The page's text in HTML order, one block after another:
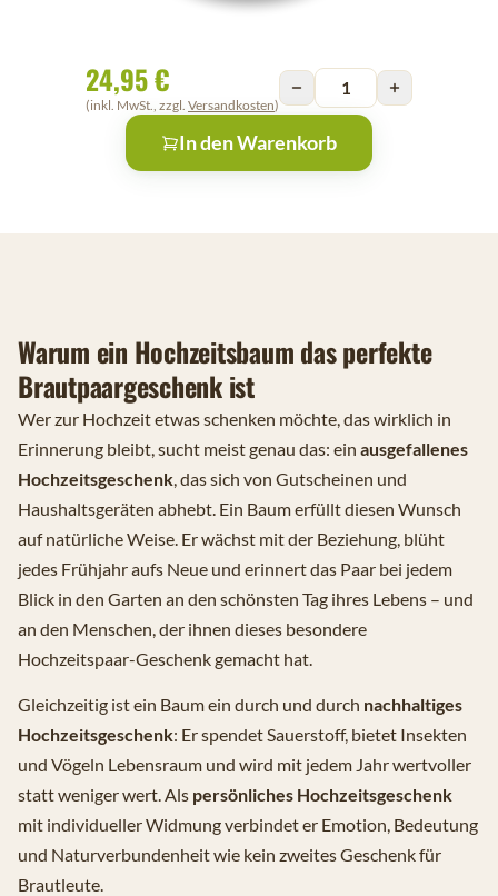
24,95 €
(inkl. MwSt., zzgl. Versandkosten)
In den Warenkorb
Warum ein Hochzeitsbaum das perfekte
Brautpaargeschenk ist
Wer zur Hochzeit etwas schenken möchte, das wirklich in
Erinnerung bleibt, sucht meist genau das: ein ausgefallenes
Hochzeitsgeschenk, das sich von Gutscheinen und
Haushaltsgeräten abhebt. Ein Baum erfüllt diesen Wunsch
auf natürliche Weise. Er wächst mit der Beziehung, blüht
jedes Frühjahr aufs Neue und erinnert das Paar bei jedem
Blick in den Garten an den schönsten Tag ihres Lebens – und
an den Menschen, der ihnen dieses besondere
Hochzeitspaar-Geschenk gemacht hat.
Gleichzeitig ist ein Baum ein durch und durch nachhaltiges
Hochzeitsgeschenk: Er spendet Sauerstoff, bietet Insekten
und Vögeln Lebensraum und wird mit jedem Jahr wertvoller
statt weniger wert. Als persönliches Hochzeitsgeschenk
mit individueller Widmung verbindet er Emotion, Bedeutung
und Naturverbundenheit wie kein zweites Geschenk für
Brautleute.